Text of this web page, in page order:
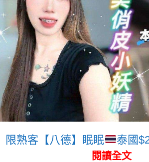
限熟客【八德】眠眠 泰國
閱讀全文